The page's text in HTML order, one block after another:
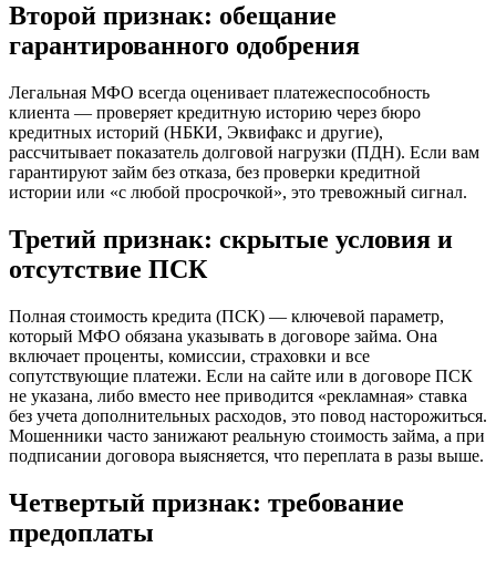
Второй признак: обещание
гарантированного одобрения
Легальная МФО всегда оценивает платежеспособность
клиента — проверяет кредитную историю через бюро
кредитных историй (НБКИ, Эквифакс и другие),
рассчитывает показатель долговой нагрузки (ПДН). Если вам
гарантируют займ без отказа, без проверки кредитной
истории или «с любой просрочкой», это тревожный сигнал.
Третий признак: скрытые условия и
отсутствие ПСК
Полная стоимость кредита (ПСК) — ключевой параметр,
который МФО обязана указывать в договоре займа. Она
включает проценты, комиссии, страховки и все
сопутствующие платежи. Если на сайте или в договоре ПСК
не указана, либо вместо нее приводится «рекламная» ставка
без учета дополнительных расходов, это повод насторожиться.
Мошенники часто занижают реальную стоимость займа, а при
подписании договора выясняется, что переплата в разы выше.
Четвертый признак: требование
предоплаты